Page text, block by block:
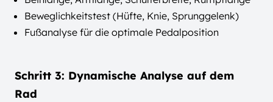
Beweglichkeitstest (Hüfte, Knie, Sprunggelenk)
Fußanalyse für die optimale Pedalposition
Schritt 3: Dynamische Analyse auf dem
Rad